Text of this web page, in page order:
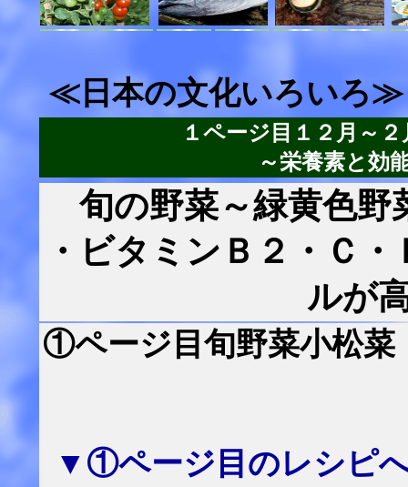
≪日本の文化いろいろ≫
１ページ目１２月～
～栄養素と効
旬の野菜～緑黄色
・ビタミンＢ２・Ｃ
ルが
①ページ目旬野菜小松菜
▼①ページ目のレシピ